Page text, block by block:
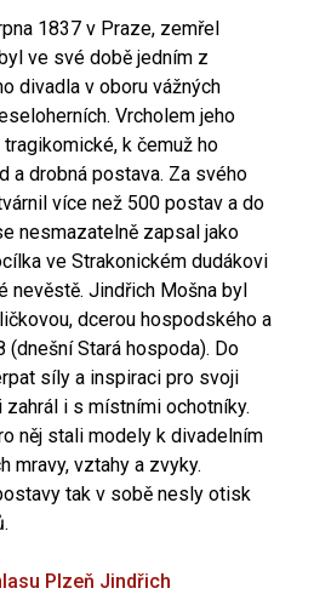
1837 v Praze, zemřel
ve své době jedním z
divadla v oboru vážných
Vrcholem jeho
k čemuž ho
a drobná postava. Za svého
více než 500 postav a do
nesmazatelně zapsal jako
ve Strakonickém dudákovi
nevěstě. Jindřich Mošna byl
dcerou hospodského a
(dnešní Stará hospoda). Do
síly a inspiraci pro svoji
i s místními ochotníky.
něj stali modely k divadelním
mravy, vztahy a zvyky.
tak v sobě nesly otisk
Plzeň Jindřich